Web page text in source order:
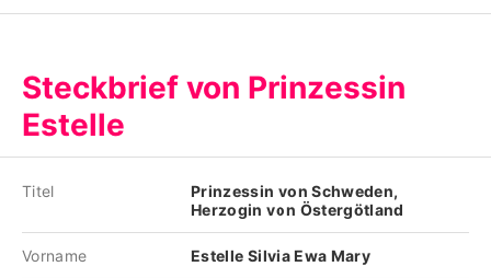
Impressum
Nutzungsbedingungen
Utiq verwalten
Steckbrief von Prinzessin
Estelle
Titel
Prinzessin von Schweden,
Herzogin von Östergötland
Vorname Estelle Silvia Ewa Mary